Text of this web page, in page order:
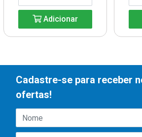
Adicionar
Cadastre-se para receber
ofertas!